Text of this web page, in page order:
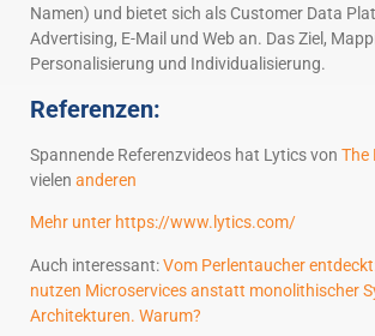
Namen) und bietet sich als Customer Data
Advertising, E-Mail und Web an. Das Ziel,
Personalisierung und Individualisierung.
Referenzen:
Spannende Referenzvideos hat Lytics von The
vielen anderen
Mehr unter https://www.lytics.com/
Auch interessant:Vom Perlentaucher
nutzen Microservices anstatt monolithischer
Architekturen. Warum?